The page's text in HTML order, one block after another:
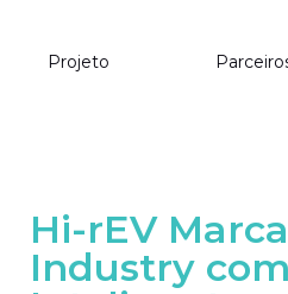
Projeto
Hi-rEV
Industry